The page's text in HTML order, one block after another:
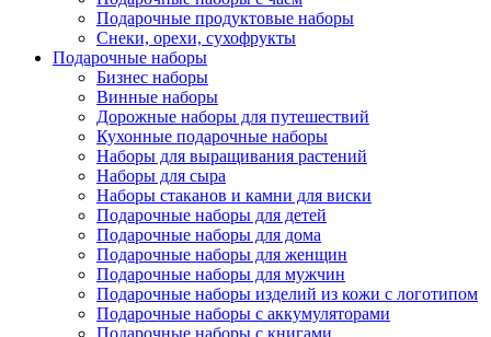
Подарочные продуктовые наборы
Снеки, орехи, сухофрукты
Подарочные наборы
Бизнес наборы
Винные наборы
Дорожные наборы для путешествий
Кухонные подарочные наборы
Наборы для выращивания растений
Наборы для сыра
Наборы стаканов и камни для виски
Подарочные наборы для детей
Подарочные наборы для дома
Подарочные наборы для женщин
Подарочные наборы для мужчин
Подарочные наборы изделий из кожи с логотипом
Подарочные наборы с аккумуляторами
Подарочные наборы с книгами